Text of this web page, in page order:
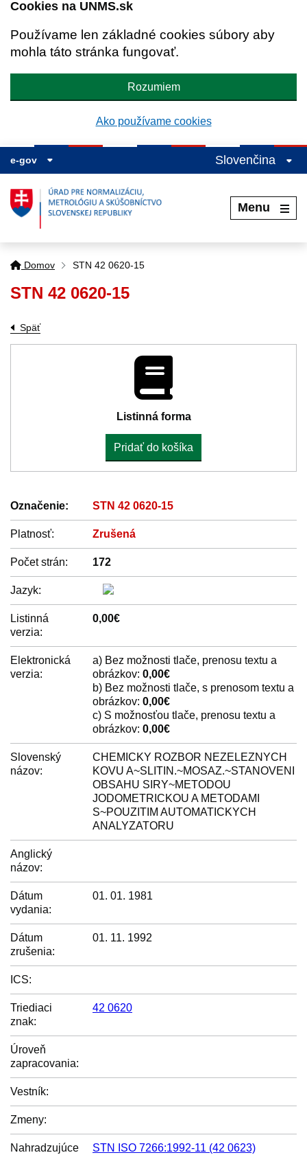
Cookies na UNMS.sk
Používame len základné cookies súbory aby
mohla táto stránka fungovať.
Rozumiem
Ako používame cookies
e-gov Slovenčina
Menu
Domov STN 42 0620-15
STN 42 0620-15
Späť
Listinná forma
Pridať do košíka
Označenie: STN 42 0620-15
Platnosť: Zrušená
Počet strán: 172
Jazyk:
Listinná
verzia:
0,00€
Elektronická
verzia:
a) Bez možnosti tlače, prenosu textu a
obrázkov: 0,00€
b) Bez možnosti tlače, s prenosom textu a
obrázkov: 0,00€
c) S možnosťou tlače, prenosu textu a
obrázkov: 0,00€
Slovenský
názov:
CHEMICKY ROZBOR NEZELEZNYCH
KOVU A~SLITIN.~MOSAZ.~STANOVENI
OBSAHU SIRY~METODOU
JODOMETRICKOU A METODAMI
S~POUZITIM AUTOMATICKYCH
ANALYZATORU
Anglický
názov:
Dátum
vydania:
01. 01. 1981
Dátum
zrušenia:
01. 11. 1992
ICS:
Triediaci
znak:
42 0620
Úroveň
zapracovania:
Vestník:
Zmeny:
Nahradzujúce
STN ISO 7266:1992-11 (42 0623)